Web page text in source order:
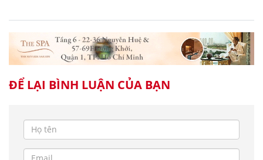
ĐỂ LẠI BÌNH LUẬN CỦA BẠN